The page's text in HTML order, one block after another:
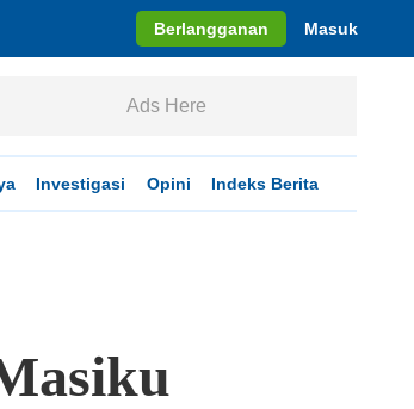
Berlangganan Masuk
Ads Here
Investigasi Opini Indeks Berita